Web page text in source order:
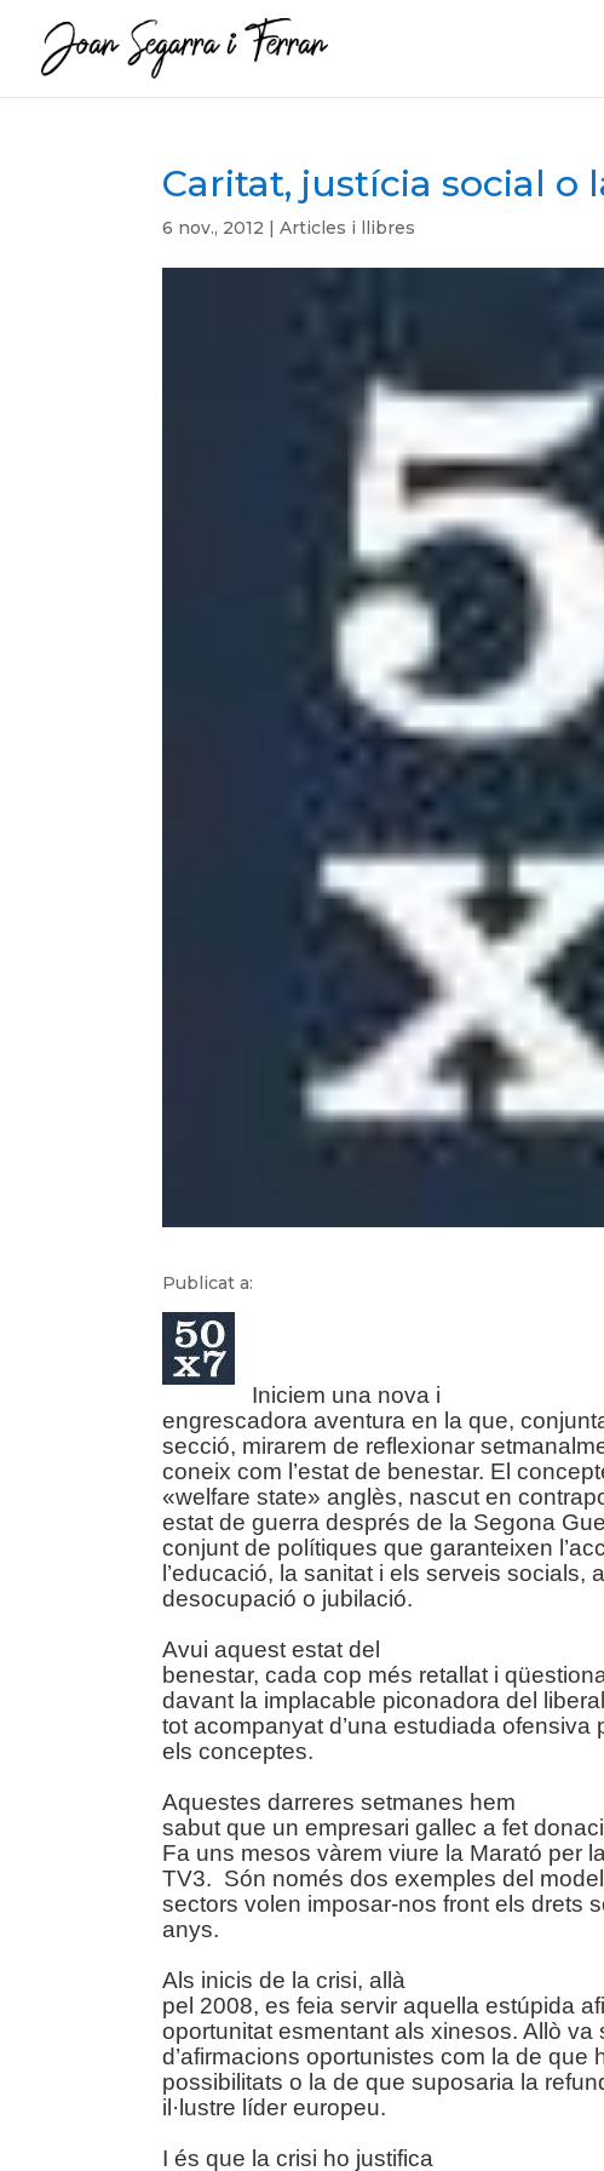
Caritat, justícia social o
6 nov., 2012 |Articles i llibres
Publicat a:
Iniciem una nova i
engrescadora aventura en la que,
secció, mirarem de reflexionar
coneix com l’estat de benestar. El
«welfare state» anglès, nascut en
estat de guerra després de la Segona
conjunt de polítiques que garanteixen
l’educació, la sanitat i els serveis socials,
desocupació o jubilació.
Avui aquest estat del
benestar, cada cop més retallat i
davant la implacable piconadora del
tot acompanyat d’una estudiada ofensiva
els conceptes.
Aquestes darreres setmanes hem
sabut que un empresari gallec a fet
Fa uns mesos vàrem viure la Marató per
TV3. Són només dos exemples del
sectors volen imposar-nos front els drets
anys.
Als inicis de la crisi, allà
pel 2008, es feia servir aquella estúpida
oportunitat esmentant als xinesos. Allò va
d’afirmacions oportunistes com la de
possibilitats o la de que suposaria la
il·lustre líder europeu.
I és que la crisi ho justifica